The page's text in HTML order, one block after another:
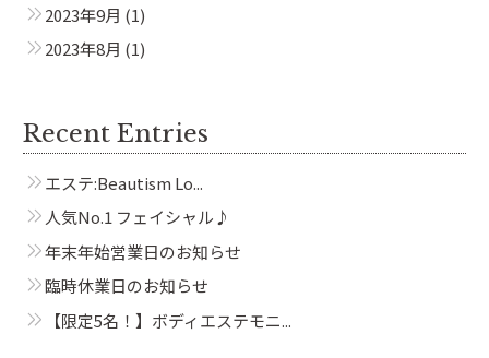
2023年9月 (1)
2023年8月 (1)
Recent Entries
エステ:Beautism Lo...
人気No.1 フェイシャル♪
年末年始営業日のお知らせ
臨時休業日のお知らせ
【限定5名！】ボディエステモニ...